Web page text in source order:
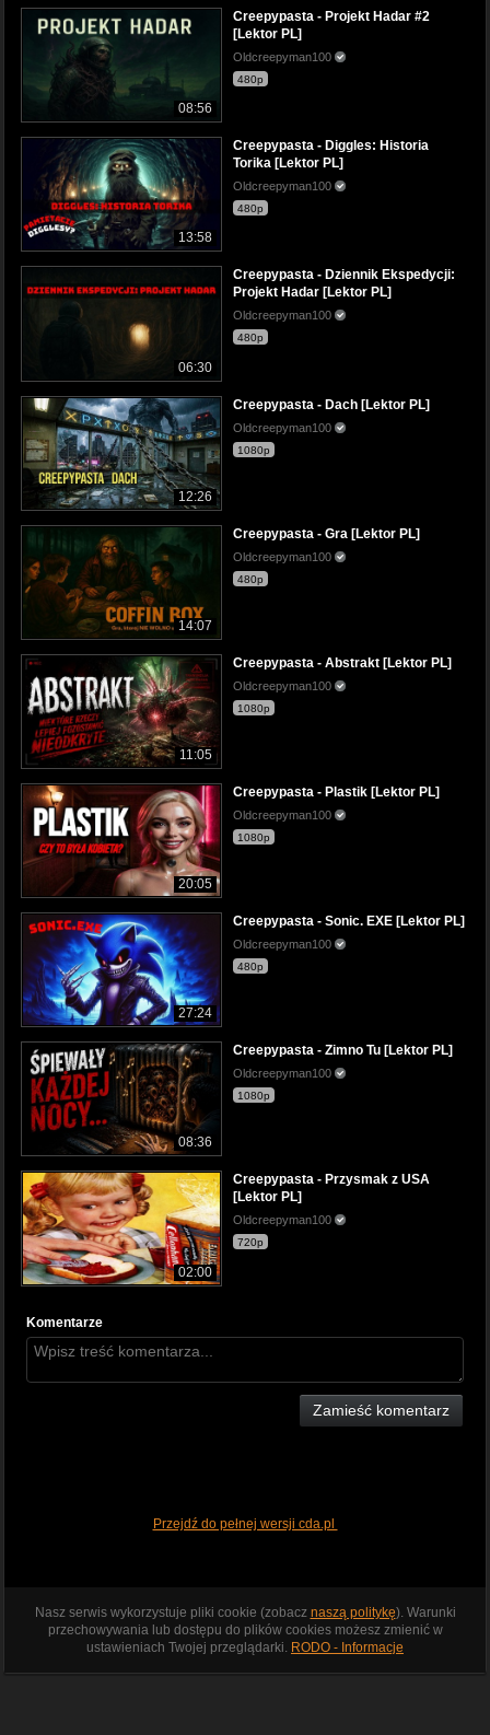
08:56
Creepypasta - Projekt Hadar #2
[Lektor PL]
Oldcreepyman100
480p
13:58
Creepypasta - Diggles: Historia
Torika [Lektor PL]
Oldcreepyman100
480p
06:30
Creepypasta - Dziennik Ekspedycji:
Projekt Hadar [Lektor PL]
Oldcreepyman100
480p
12:26
Creepypasta - Dach [Lektor PL]
Oldcreepyman100
1080p
14:07
Creepypasta - Gra [Lektor PL]
Oldcreepyman100
480p
11:05
Creepypasta - Abstrakt [Lektor PL]
Oldcreepyman100
1080p
20:05
Creepypasta - Plastik [Lektor PL]
Oldcreepyman100
1080p
27:24
Creepypasta - Sonic. EXE [Lektor PL]
Oldcreepyman100
480p
08:36
Creepypasta - Zimno Tu [Lektor PL]
Oldcreepyman100
1080p
02:00
Creepypasta - Przysmak z USA
[Lektor PL]
Oldcreepyman100
720p
Komentarze
Zamieść komentarz
Przejdź do pełnej wersji cda.pl
Nasz serwis wykorzystuje pliki cookie (zobacz naszą politykę). Warunki
przechowywania lub dostępu do plików cookies możesz zmienić w
ustawieniach Twojej przeglądarki. RODO - Informacje